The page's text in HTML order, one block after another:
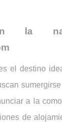
la
el destino
a la
de